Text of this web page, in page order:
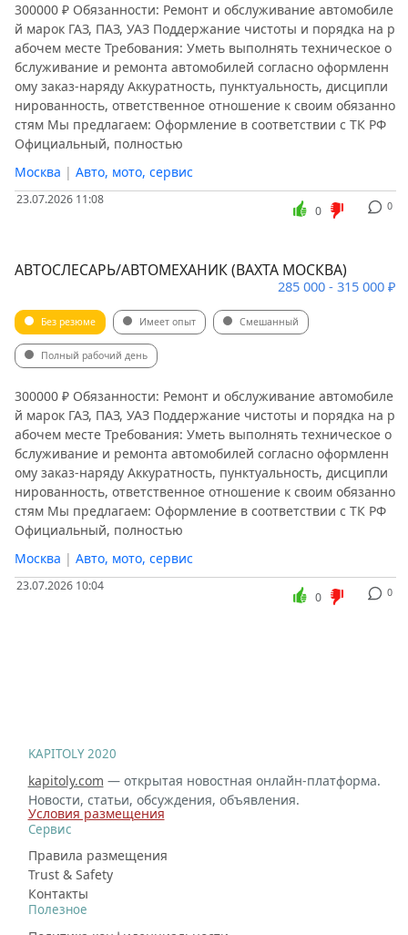
300000 ₽ Обязанности: Ремонт и обслуживание автомобиле
й марок ГАЗ, ПАЗ, УАЗ Поддержание чистоты и порядка на р
абочем месте Требования: Уметь выполнять техническое о
бслуживание и ремонта автомобилей согласно оформленн
ому заказ-наряду Аккуратность, пунктуальность, дисципли
нированность, ответственное отношение к своим обязанно
стям Мы предлагаем: Оформление в соответствии с ТК РФ
Официальный, полностью
Москва | Авто, мото, сервис
23.07.2026 11:08 0
0
АВТОСЛЕСАРЬ/АВТОМЕХАНИК (ВАХТА МОСКВА)
285 000 - 315 000 ₽
Без резюме Имеет опыт Смешанный
Полный рабочий день
300000 ₽ Обязанности: Ремонт и обслуживание автомобиле
й марок ГАЗ, ПАЗ, УАЗ Поддержание чистоты и порядка на р
абочем месте Требования: Уметь выполнять техническое о
бслуживание и ремонта автомобилей согласно оформленн
ому заказ-наряду Аккуратность, пунктуальность, дисципли
нированность, ответственное отношение к своим обязанно
стям Мы предлагаем: Оформление в соответствии с ТК РФ
Официальный, полностью
Москва | Авто, мото, сервис
23.07.2026 10:04 0
0
KAPITOLY 2020
kapitoly.com — открытая новостная онлайн-платформа.
Новости, статьи, обсуждения, объявления.
Условия размещения
Сервис
Правила размещения
Trust & Safety
Контакты
Полезное